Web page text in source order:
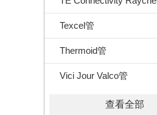
Texcel管
Thermoid管
Vici Jour Valco管
查看全部